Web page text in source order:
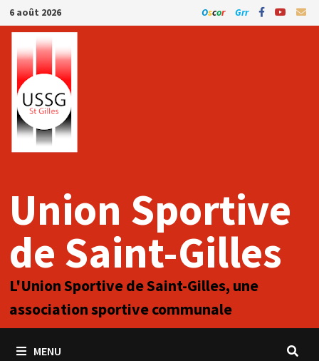
Passer
au
contenu
6 août 2026 Oscor Grr
Union Sportive
de Saint-Gilles
L'Union Sportive de Saint-Gilles, une
association sportive communale
MENU